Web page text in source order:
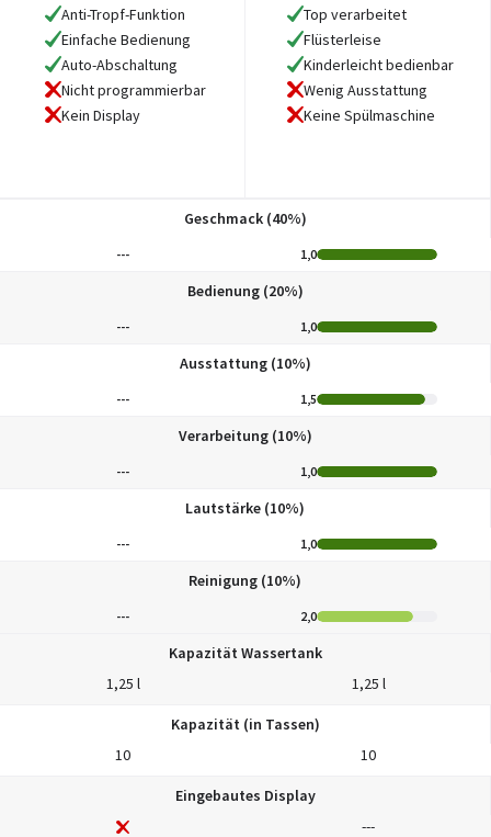
Anti-Tropf-Funktion
Einfache Bedienung
Auto-Abschaltung
Nicht programmierbar
Kein Display
Top verarbeitet
Flüsterleise
Kinderleicht bedienbar
Wenig Ausstattung
Keine Spülmaschine
Geschmack (40%)
--- 1,0
Bedienung (20%)
--- 1,0
Ausstattung (10%)
--- 1,5
Verarbeitung (10%)
--- 1,0
Lautstärke (10%)
--- 1,0
Reinigung (10%)
--- 2,0
Kapazität Wassertank
1,25 l
1,25 l
Kapazität (in Tassen)
10
10
Eingebautes Display
---